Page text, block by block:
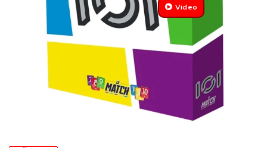
Video